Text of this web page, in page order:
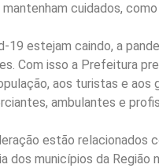
cuidados,
19 estejam caindo, a
Com isso a Prefeitura
aos turistas e aos
ambulantes e
estão relacionados
dos municípios da